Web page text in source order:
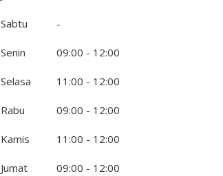
Sabtu -
Senin 09:00 - 12:00
Selasa 11:00 - 12:00
Rabu 09:00 - 12:00
Kamis 11:00 - 12:00
Jumat 09:00 - 12:00